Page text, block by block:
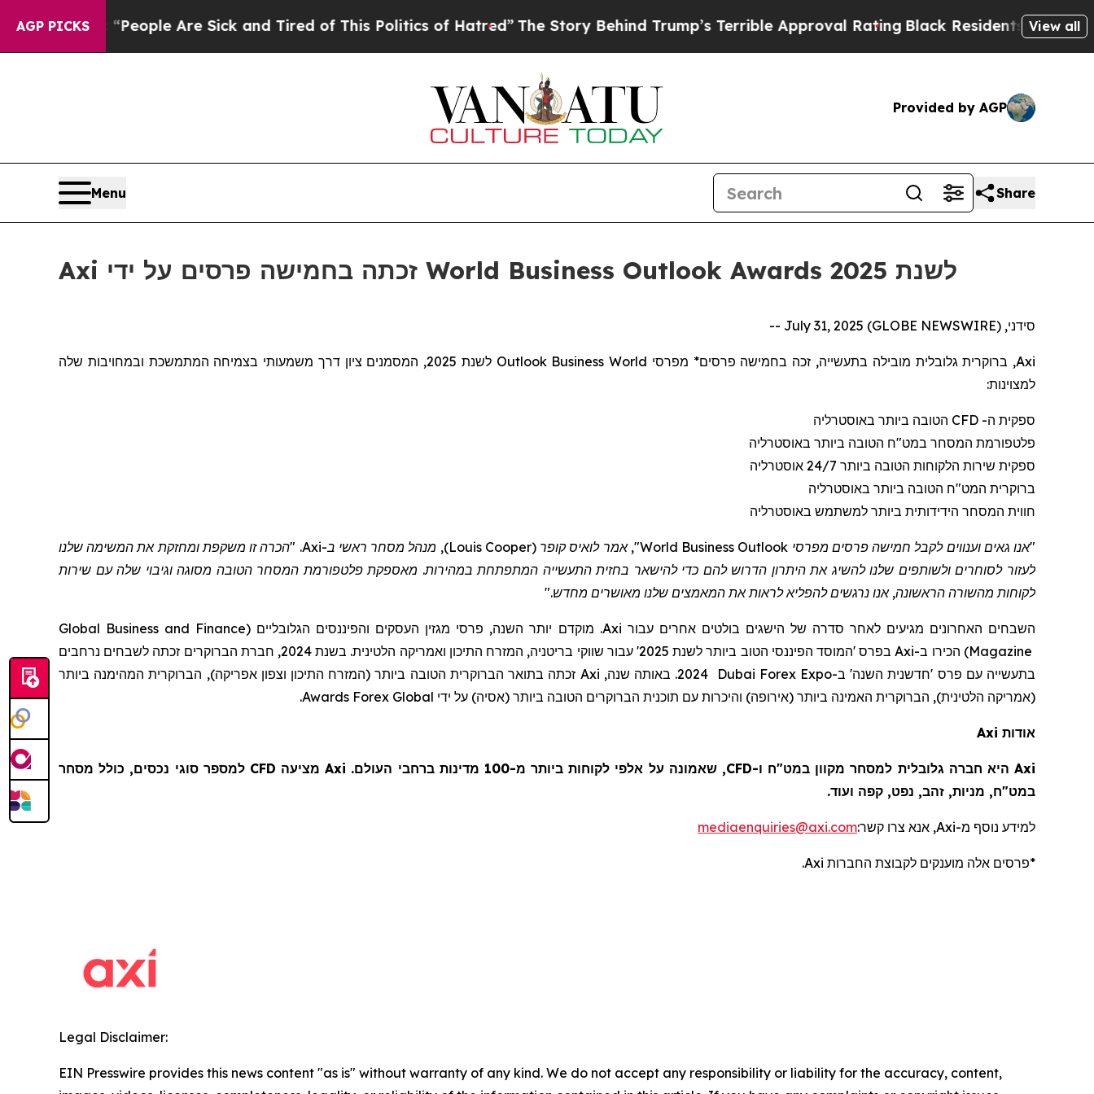
AGP PICKS
Win: “People Are Sick and Tired of This Politics of Hatred”The Story Behind Trump’s Terrible Approval RatingBlack Residents Warned of
View all
Provided by AGP
Menu Share
Axi זכתה בחמישה פרסים על ידי World Business Outlook Awards לשנת 2025
סידני, July 31, 2025 (GLOBE NEWSWIRE) --
Axi, ברוקריתגלובלית מובילה בתעשייה, זכה בחמישה פרסים* מפרסי World
Business
Outlook לשנת 2025, המסמנים ציון דרך משמעותי בצמיחה המתמשכת ובמחויבות שלה
למצוינות:
ספקית ה- CFD הטוב ה ביותר באוסטרליה
פלטפורמת המסחר במט"ח הטובה ביותר באוסטרליה
ספקית שירות הלקוחות הטובה ביותר 24/7 אוסטרליה
ברוקרית המט"ח הטובה ביותר באוסטרליה
חווית המסחר הידידותית ביותר למשתמש באוסטרליה
"אנו גאים וענווים לקבל חמישה פרסים מפרסי World Business Outlook", אמר לואיס קופר (Louis Cooper), מנהל מסחר ראשי ב-Axi. "הכרה זו משקפת ומחזקת את המשימה שלנו
לעזור לסוחרים ולשותפים שלנו להשיג את היתרון הדרוש להם כדי להישאר בחזית התעשייה המתפתחת במהירות. מאספקת פלטפורמת המסחר הטובה מסוגה וגיבוי שלה עם שירות
לקוחות מהשורה הראשונה, אנו נרגשים להפליא לראות את המאמצים שלנו מאושרים מחדש."
השבחים האחרונים מגיעים לאחר סדרה של הישגים בולטים אחרים עבור Axi. מוקדם יותר השנה, פרסי מגזין העסקים והפיננסים הגלובליים (
Global Business and Finance
Magazine
) הכירו ב-Axiבפרס 'המוסד הפיננסי הטוב ביותר לשנת 2025' עבור שווקי בריטניה, המזרח התיכון ואמריקה הלטינית. בשנת 2024, חברת הברוקרים זכתה לשבחים נרחבים
בתעשייה עם פרס 'חדשניתהשנה' ב-Dubai Forex Expo
Axi זכתה בתואר הברוקרית הטובה ביותר (המזרח התיכון וצפון אפריקה), הברוקריתהמהימנה ביותר
(אמריקה הלטינית), הברוקרית האמינה ביותר (אירופה) והיכרות עם תוכנית הברוקרים הטובה ביותר (אסיה) על ידי Global
Forex
Awards
.
אודות Axi
Axi היא חברה גלובלית למסחר מקוון במט"ח ו-CFD, שאמונה על אלפי לקוחות ביותר מ-100 מדינות ברחבי העולם. Axi מציעה CFD למספר סוגי נכסים, כולל מסחר
במט"ח, מניות, זהב, נפט, קפה ועוד.
למידע נוסף מ-Axi, אנא צרו קשר:
mediaenquiries@axi.com
*פרסים אלה מוענקים לקבוצת החברות Axi
.
Legal Disclaimer:
EIN Presswire provides this news content "as is" without warranty of any kind. We do not accept any responsibility or liability for the accuracy, content,